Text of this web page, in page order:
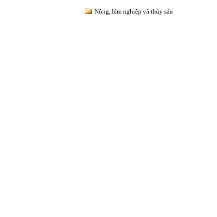
Nông, lâm nghiệp và thủy sản